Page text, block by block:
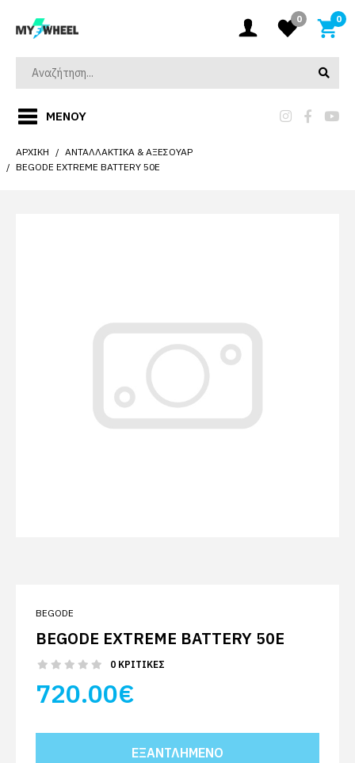
0 0
ΜΕΝΟΎ
ΑΡΧΙΚΉ
ΑΝΤΑΛΛΑΚΤΙΚΆ & ΑΞΕΣΟΥΆΡ
BEGODE EXTREME BATTERY 50E
BEGODE
BEGODE EXTREME BATTERY 50E
0 ΚΡΙΤΙΚΈΣ
720.00€